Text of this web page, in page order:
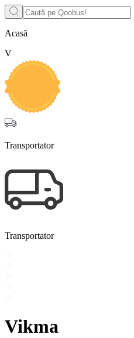
Acasă
V
Transportator
Transportator
Vikma